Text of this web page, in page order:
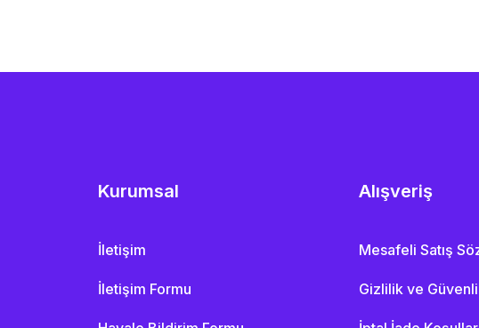
Kurumsal
İletişim
İletişim Formu
Alışveriş
Mesafeli Satış
Gizlilik ve